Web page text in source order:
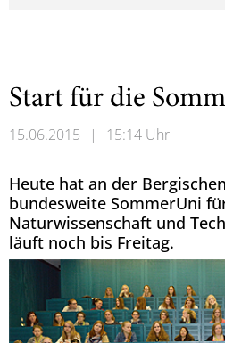
Start für die
15.06.2015 | 15:14 Uhr
Heute hat an der
bundesweite SommerUni
Naturwissenschaft und
läuft noch bis Freitag.